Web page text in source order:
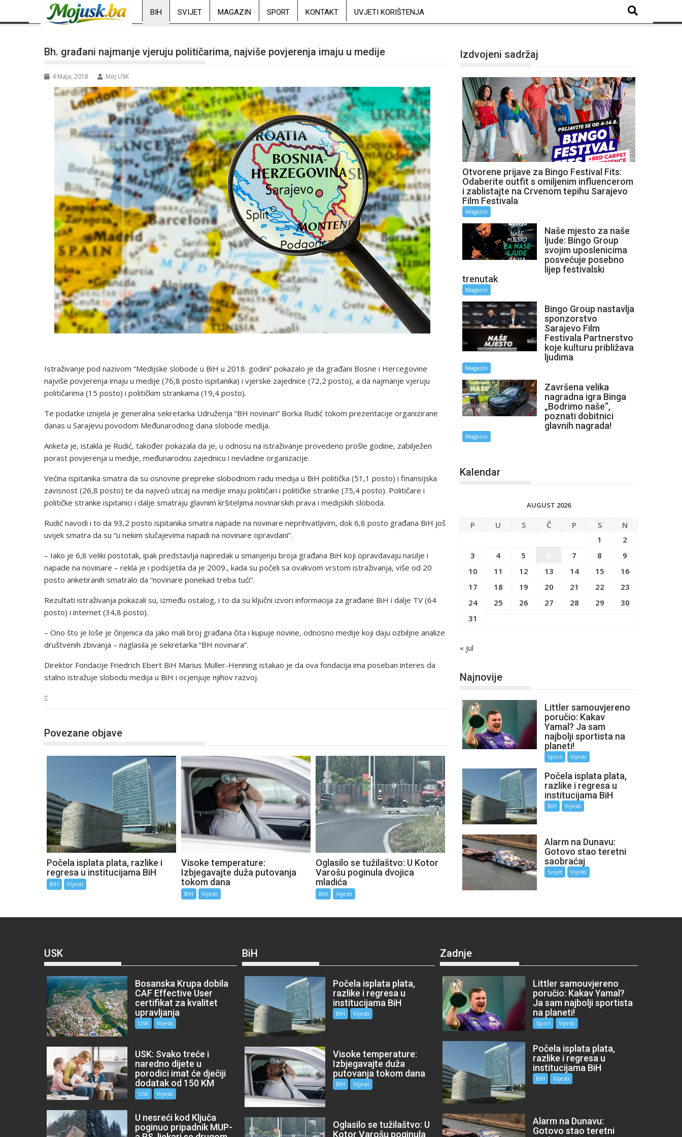
BIH SVIJET MAGAZIN SPORT KONTAKT UVJETI KORIŠTENJA
Bh. građani najmanje vjeruju političarima, najviše povjerenja imaju u medije
4 Maja, 2018 Moj USK
Istraživanje pod nazivom “Medijske slobode u BiH u 2018. godini” pokazalo je da građani Bosne i Hercegovine
najviše povjerenja imaju u medije (76,8 posto ispitanika) i vjerske zajednice (72,2 posto), a da najmanje vjeruju
političarima (15 posto) i političkim strankama (19,4 posto).
Te podatke iznijela je generalna sekretarka Udruženja “BH novinari” Borka Rudić tokom prezentacije organizirane
danas u Sarajevu povodom Međunarodnog dana slobode medija.
Anketa je, istakla je Rudić, također pokazala da je, u odnosu na istraživanje provedeno prošle godine, zabilježen
porast povjerenja u medije, međunarodnu zajednicu i nevladine organizacije.
Većina ispitanika smatra da su osnovne prepreke slobodnom radu medija u BiH politička (51,1 posto) i finansijska
zavisnost (26,8 posto) te da najveći uticaj na medije imaju političari i političke stranke (75,4 posto). Političare i
političke stranke ispitanici i dalje smatraju glavnim kršiteljima novinarskih prava i medijskih sloboda.
Rudić navodi i to da 93,2 posto ispitanika smatra napade na novinare neprihvatljivim, dok 6,8 posto građana BiH još
uvijek smatra da su “u nekim slučajevima napadi na novinare opravdani”.
– Iako je 6,8 veliki postotak, ipak predstavlja napredak u smanjenju broja građana BiH koji opravdavaju nasilje i
napade na novinare – rekla je i podsjetila da je 2009., kada su počeli sa ovakvom vrstom istraživanja, više od 20
posto anketiranih smatralo da “novinare ponekad treba tući”.
Rezultati istraživanja pokazali su, između ostalog, i to da su ključni izvori informacija za građane BiH i dalje TV (64
posto) i internet (34,8 posto).
– Ono što je loše je činjenica da jako mali broj građana čita i kupuje novine, odnosno medije koji daju ozbiljne analize
društvenih zbivanja – naglasila je sekretarka “BH novinara”.
Direktor Fondacije Friedrich Ebert BiH Marius Müller-Henning istakao je da ova fondacija ima poseban interes da
stalno istražuje slobodu medija u BiH i ocjenjuje njihov razvoj.
Povezane objave
Počela isplata plata, razlike i
regresa u institucijama BiH
BiH Vijesti
Visoke temperature:
Izbjegavajte duža putovanja
tokom dana
BiH Vijesti
Oglasilo se tužilaštvo: U Kotor
Varošu poginula dvojica
mladića
BiH Vijesti
Izdvojeni sadržaj
Otvorene prijave za Bingo Festival Fits:
Odaberite outfit s omiljenim influencerom
i zablistajte na Crvenom tepihu Sarajevo
Film Festivala
Magazin
Naše mjesto za naše
ljude: Bingo Group
svojim uposlenicima
posvećuje posebno
lijep festivalski
trenutak
Magazin
Bingo Group nastavlja
sponzorstvo
Sarajevo Film
Festivala Partnerstvo
koje kulturu približava
ljudima
Magazin
Završena velika
nagradna igra Binga
„Bodrimo naše“,
poznati dobitnici
glavnih nagrada!
Magazin
Kalendar
AUGUST 2026
P U S Č P S
N
1
2
3
4 5 7 8
9
10
11 12 13 14 15
16
17
18 19 20 21 22
23
24
25 26 27 28 29
30
31
« jul
Najnovije
Littler samouvjereno
poručio: Kakav
Yamal? Ja sam
najbolji sportista na
planeti!
Sport Vijesti
Počela isplata plata,
razlike i regresa u
institucijama BiH
BiH Vijesti
Alarm na Dunavu:
Gotovo stao teretni
saobraćaj
Svijet Vijesti
USK
Bosanska Krupa dobila
CAF Effective User
certifikat za kvalitet
upravljanja
USK Vijesti
USK: Svako treće i
naredno dijete u
porodici imat će dječiji
dodatak od 150 KM
USK Vijesti
U nesreći kod Ključa
poginuo pripadnik MUP-
BiH
Počela isplata plata,
razlike i regresa u
institucijama BiH
BiH Vijesti
Visoke temperature:
Izbjegavajte duža
putovanja tokom dana
BiH Vijesti
Oglasilo se tužilaštvo: U
Kotor Varošu poginula
Zadnje
Littler samouvjereno
poručio: Kakav Yamal?
Ja sam najbolji sportista
na planeti!
Sport Vijesti
Počela isplata plata,
razlike i regresa u
institucijama BiH
BiH Vijesti
Alarm na Dunavu:
Gotovo stao teretni